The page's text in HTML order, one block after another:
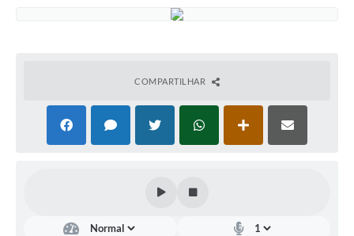
COMPARTILHAR